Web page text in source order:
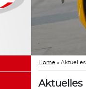
Home » Aktuelles
Aktuelles